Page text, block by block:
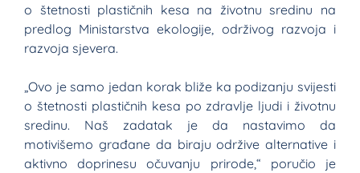
o štetnosti plastičnih kesa na životnu sredinu na
predlog Ministarstva ekologije, održivog razvoja i
razvoja sjevera.
„Ovo je samo jedan korak bliže ka podizanju svijesti
o štetnosti plastičnih kesa po zdravlje ljudi i životnu
sredinu. Naš zadatak je da nastavimo da
motivišemo građane da biraju održive alternative i
aktivno doprinesu očuvanju prirode,“ poručio je